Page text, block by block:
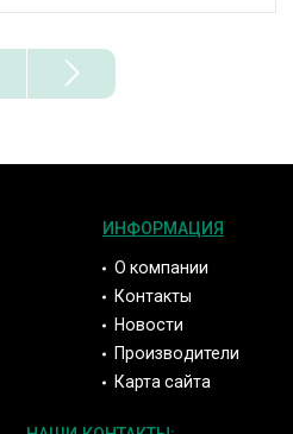
ИНФОРМАЦИЯ
О компании
Контакты
Новости
Производители
Карта сайта